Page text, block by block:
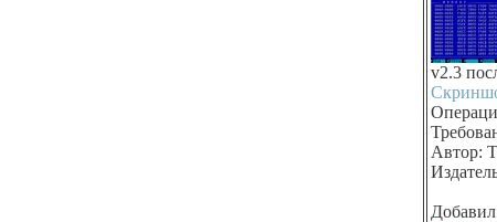
v2.3
Автор: